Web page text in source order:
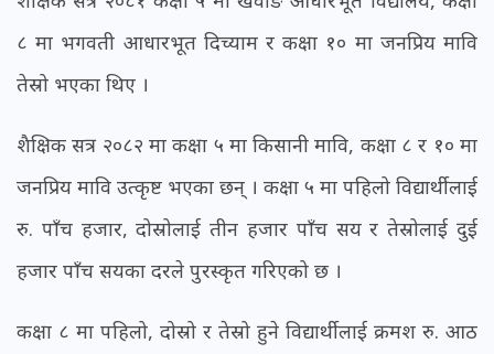
८ मा भगवती आधारभूत दिच्याम र कक्षा १० मा जनप्रिय मावि
तेस्रो भएका थिए ।
शैक्षिक सत्र २०८२ मा कक्षा ५ मा किसानी मावि, कक्षा ८ र १० मा
जनप्रिय मावि उत्कृष्ट भएका छन् । कक्षा ५ मा पहिलो विद्यार्थीलाई
रु. पाँच हजार, दोस्रोलाई तीन हजार पाँच सय र तेस्रोलाई दुई
हजार पाँच सयका दरले पुरस्कृत गरिएको छ ।
कक्षा ८ मा पहिलो, दोस्रो र तेस्रो हुने विद्यार्थीलाई क्रमश रु. आठ